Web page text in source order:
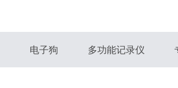
电子狗 多功能记录仪